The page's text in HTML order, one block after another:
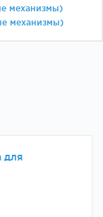
механизмы)
механизмы)
для